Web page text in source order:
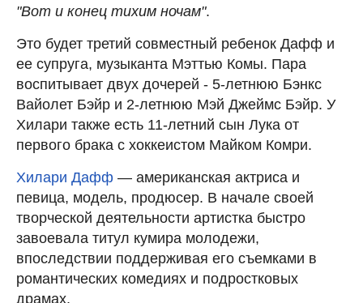
"Вот и конец тихим ночам".
Это будет третий совместный ребенок Дафф и
ее супруга, музыканта Мэттью Комы. Пара
воспитывает двух дочерей - 5-летнюю Бэнкс
Вайолет Бэйр и 2-летнюю Мэй Джеймс Бэйр. У
Хилари также есть 11-летний сын Лука от
первого брака с хоккеистом Майком Комри.
Хилари Дафф — американская актриса и
певица, модель, продюсер. В начале своей
творческой деятельности артистка быстро
завоевала титул кумира молодежи,
впоследствии поддерживая его съемками в
романтических комедиях и подростковых
драмах.